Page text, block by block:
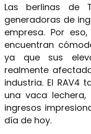
Las berlinas de
generadoras de
empresa. Por
encuentran
ya que sus
realmente
industria. El RAV4
una vaca
ingresos
día de hoy.